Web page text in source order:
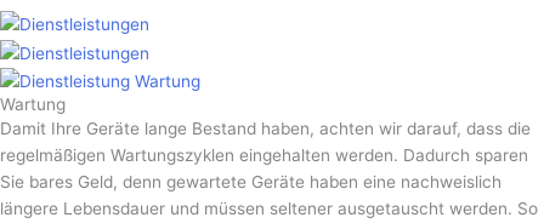
Wartung
Damit Ihre Geräte lange Bestand haben, achten wir darauf, dass die
regelmäßigen Wartungs­zyklen eingehalten werden. Dadurch sparen
Sie bares Geld, denn gewartete Geräte haben eine nachweislich
längere Lebensdauer und müssen seltener ausgetauscht werden. So